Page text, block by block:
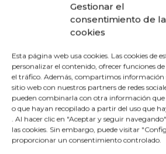
Gestionar el
consentimiento de
cookies
Esta página web usa cookies. Las cookies de
personalizar el contenido, ofrecer funciones
el tráfico. Además, compartimos información
sitio web con nuestros partners de redes
pueden combinarla con otra información
o que hayan recopilado a partir del uso que
. Al hacer clic en "Aceptar y seguir
las cookies. Sin embargo, puede visitar
proporcionar un consentimiento controlado.
Servicio: